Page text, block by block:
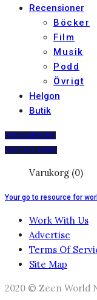
Recensioner
Böcker
Film
Musik
Podd
Övrigt
Helgon
Butik
PRENUMERERA
DIGITALT ARKIV
Varukorg (0)
Your go to resource for
Work With Us
Advertise
Terms Of
Site Map
2020 © Zeen World